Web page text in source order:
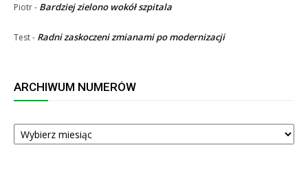
Piotr- Bardziej zielono wokół szpitala
Test- Radni zaskoczeni zmianami po modernizacji
ARCHIWUM NUMERÓW
ARCHIWUM
NUMERÓW